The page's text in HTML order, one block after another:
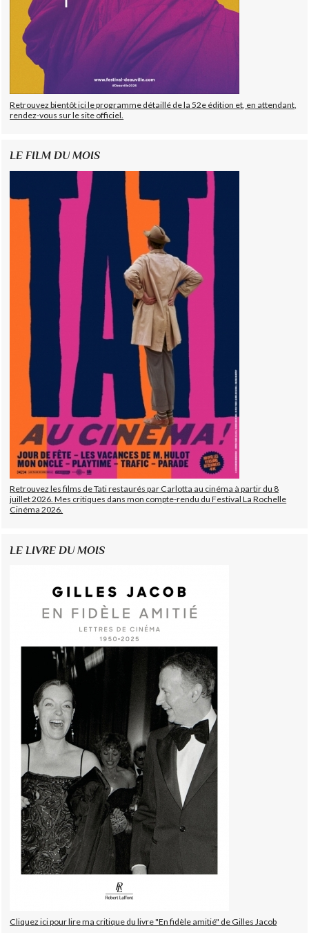
Retrouvez bientôt ici le programme détaillé de la 52e édition et, en attendant,
rendez-vous sur le site officiel.
LE FILM DU MOIS
Retrouvez les films de Tati restaurés par Carlotta au cinéma à partir du 8
juillet 2026. Mes critiques dans mon compte-rendu du Festival La Rochelle
Cinéma 2026.
LE LIVRE DU MOIS
Cliquez ici pour lire ma critique du livre "En fidèle amitié" de Gilles Jacob